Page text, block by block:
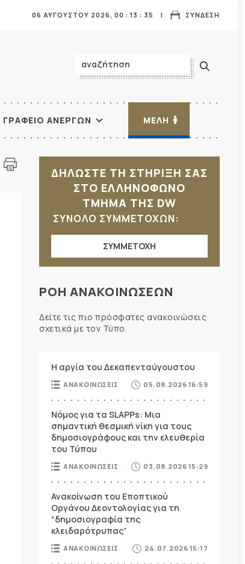
ΣΥΝΔΕΣΗ
06 ΑΥΓΟΥΣΤΟΥ 2026, 00 : 13 : 36
ΓΡΑΦΕΙΟ ΑΝΕΡΓΩΝ ΜΕΛΗ
ΔΗΛΩΣΤΕ ΤΗ ΣΤΗΡΙΞΗ ΣΑΣ
ΣΤΟ ΕΛΛΗΝΟΦΩΝΟ
ΤΜΗΜΑ ΤΗΣ DW
ΣΥΝΟΛΟ ΣΥΜΜΕΤΟΧΩΝ:
ΣΥΜΜΕΤΟΧΗ
ΡΟΗ ΑΝΑΚΟΙΝΩΣΕΩΝ
Δείτε τις πιο πρόσφατες ανακοινώσεις
σχετικά με τον Τύπο.
Η αργία του Δεκαπενταύγουστου
ΑΝΑΚΟΙΝΩΣΕΙΣ 05.08.2026 16:59
Νόμος για τα SLAPPs: Μια
σημαντική θεσμική νίκη για τους
δημοσιογράφους και την ελευθερία
του Τύπου
ΑΝΑΚΟΙΝΩΣΕΙΣ 03.08.2026 15:29
Ανακοίνωση του Εποπτικού
Οργάνου Δεοντολογίας για τη
“δημοσιογραφία της
κλειδαρότρυπας”
ΑΝΑΚΟΙΝΩΣΕΙΣ 24.07.2026 15:17